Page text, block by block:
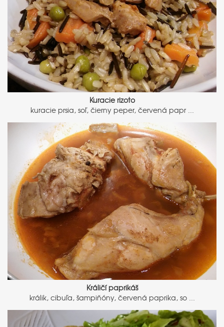
Kuracie rizoto
kuracie prsia, soľ, čierny peper, červená papr ...
Králičí paprikáš
králik, cibuľa, šampiňóny, červená paprika, so ...